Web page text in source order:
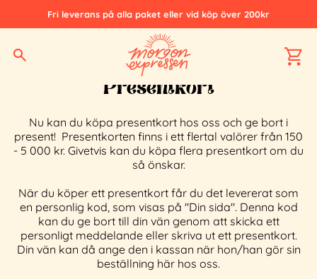
Fri leverans på alla paket eller vid köp över 200kr
Hem Presentkort
Presentkort
Nu kan du köpa presentkort hos oss och ge bort i
present! Presentkorten finns i ett flertal valörer från 150
- 5 000 kr. Givetvis kan du köpa flera presentkort om du
så önskar.
När du köper ett presentkort får du det levererat som
en personlig kod, som visas på "Din sida". Denna kod
kan du ge bort till din vän genom att skicka ett
personligt meddelande eller skriva ut ett presentkort.
Din vän kan då ange den i kassan när hon/han gör sin
beställning här hos oss.